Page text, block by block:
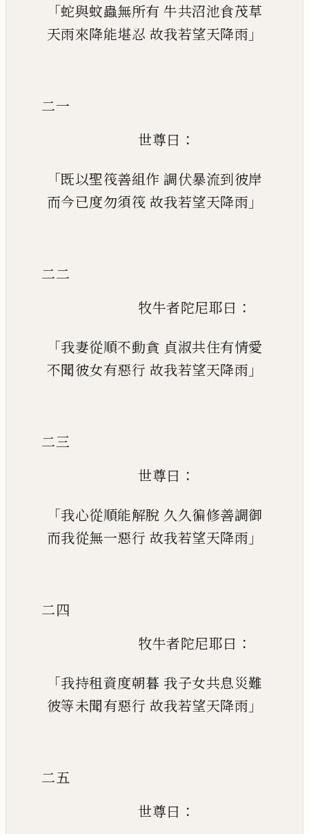
「蛇與蚊蟲無所有 牛共沼池食茂草
天雨來降能堪忍 故我若望天降雨 」
二一
世尊曰 ：
「既以聖筏善組作 調伏暴流到彼岸
而今已度勿須筏 故我若望天降雨 」
二二
牧牛者陀尼耶曰 ：
「我妻從順不動貪 貞淑共住有情愛
不聞彼女有惡行 故我若望天降雨 」
二三
世尊曰 ：
「我心從順能解脫 久久徧修善調御
而我從無一惡行 故我若望天降雨 」
二四
牧牛者陀尼耶曰 ：
「我持租資度朝暮 我子女共息災難
彼等未聞有惡行 故我若望天降雨 」
二五
世尊曰 ：